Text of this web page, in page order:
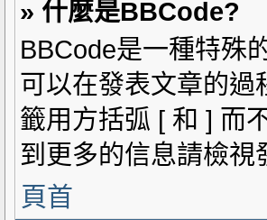
» 什麼是BBCode?
BBCode是一種特殊
可以在發表文章的過
籤用方括弧 [ 和 ] 而
到更多的信息請檢視
頁首